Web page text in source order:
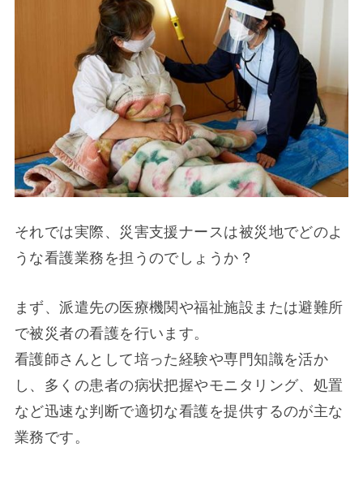
それでは実際、災害支援ナースは被災地でどのよ
うな看護業務を担うのでしょうか？
まず、派遣先の医療機関や福祉施設または避難所
で被災者の看護を行います。
看護師さんとして培った経験や専門知識を活か
し、多くの患者の病状把握やモニタリング、処置
など迅速な判断で適切な看護を提供するのが主な
業務です。